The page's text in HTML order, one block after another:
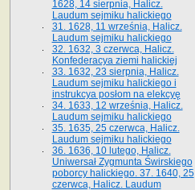
1628, 14 sierpnia, Halicz.
Laudum sejmiku halickiego
31. 1628, 11 września, Halicz.
Laudum sejmiku halickiego
32. 1632, 3 czerwca, Halicz.
Konfederacya ziemi halickiej
33. 1632, 23 sierpnia, Halicz.
Laudum sejmiku halickiego i
instrukcya posłom na elekcyę
34. 1633, 12 września, Halicz.
Laudum sejmiku halickiego
35. 1635, 25 czerwca, Halicz.
Laudum sejmiku halickiego
36. 1636, 10 lutego, Halicz.
Uniwersał Zygmunta Świrskiego
poborcy halickiego. 37. 1640, 25
czerwca, Halicz. Laudum